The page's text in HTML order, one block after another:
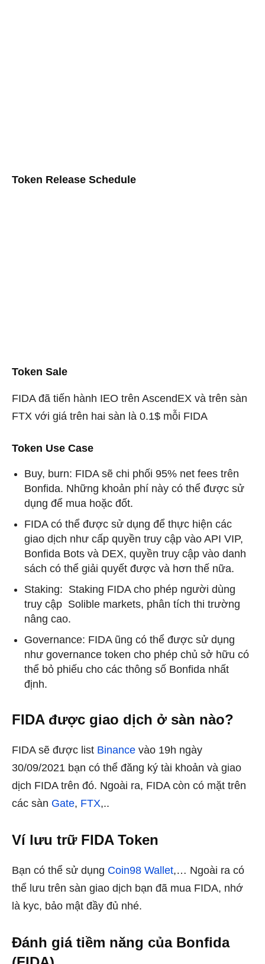
Token Release Schedule
Token Sale
FIDA đã tiến hành IEO trên AscendEX và trên sàn
FTX với giá trên hai sàn là 0.1$ mỗi FIDA
Token Use Case
Buy, burn: FIDA sẽ chi phối 95% net fees trên
Bonfida. Những khoản phí này có thể được sử
dụng để mua hoặc đốt.
FIDA có thể được sử dụng để thực hiện các
giao dịch như cấp quyền truy cập vào API VIP,
Bonfida Bots và DEX, quyền truy cập vào danh
sách có thể giải quyết được và hơn thế nữa.
Staking: Staking FIDA cho phép người dùng
truy cập Solible markets, phân tích thi trường
nâng cao.
Governance: FIDA ũng có thể được sử dụng
như governance token cho phép chủ sở hữu có
thể bỏ phiếu cho các thông số Bonfida nhất
định.
FIDA được giao dịch ở sàn nào?
FIDA sẽ được list Binance vào 19h ngày
30/09/2021 bạn có thể đăng ký tài khoản và giao
dịch FIDA trên đó. Ngoài ra, FIDA còn có mặt trên
các sàn Gate, FTX,..
Ví lưu trữ FIDA Token
Bạn có thể sử dụng Coin98 Wallet,… Ngoài ra có
thể lưu trên sàn giao dịch bạn đã mua FIDA, nhớ
là kyc, bảo mật đầy đủ nhé.
Đánh giá tiềm năng của Bonfida